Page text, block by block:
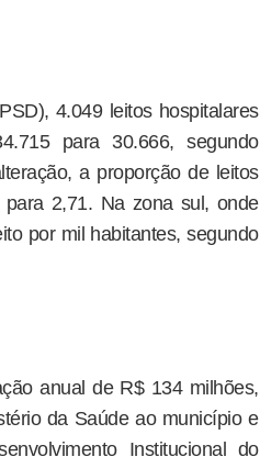
4.049 leitos hospitalares
para 30.666, segundo
a proporção de leitos
2,71. Na zona sul, onde
por mil habitantes, segundo
anual de R$ 134 milhões,
da Saúde ao município e
Institucional do